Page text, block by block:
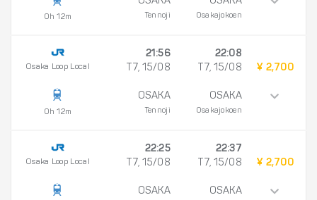
0h 12m Tennoji Osakajokoen
Osaka Loop Local
0h 12m
21:56
T7, 15/08
OSAKA
Tennoji
22:08
T7, 15/08
OSAKA
Osakajokoen
¥ 2,700
Osaka Loop Local
22:25
T7, 15/08
OSAKA
22:37
T7, 15/08
OSAKA
¥ 2,700